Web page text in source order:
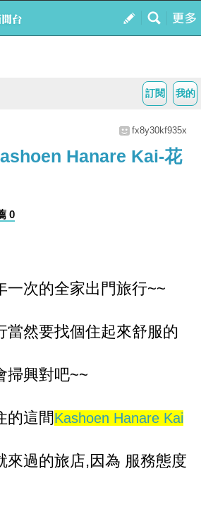
我的
訂閱
fx8y30kf935x
Hanare Kai-花
0
一次的全家出門旅行~~
當然要找個住起來舒服的
掃興對吧~~
的這間Kashoen Hanare Kai
來過的旅店,因為 服務態度